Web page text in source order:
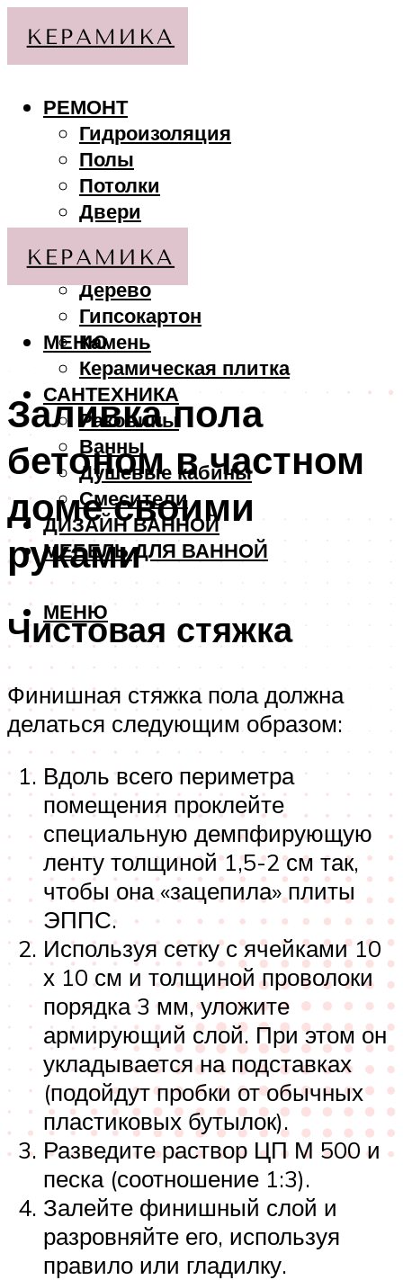
РЕМОНТ
Гидроизоляция
Полы
Потолки
Двери
МАТЕРИАЛЫ
Дерево
Гипсокартон
Камень
Керамическая плитка
САНТЕХНИКА
Раковины
Ванны
Душевые кабины
Смесители
ДИЗАЙН ВАННОЙ
МЕБЕЛЬ ДЛЯ ВАННОЙ
МЕНЮ
МЕНЮ
Заливка пола
бетоном в частном
доме своими
руками
Чистовая стяжка
Финишная стяжка пола должна
делаться следующим образом:
Вдоль всего периметра
помещения проклейте
специальную демпфирующую
ленту толщиной 1,5-2 см так,
чтобы она «зацепила» плиты
ЭППС.
Используя сетку с ячейками 10
х 10 см и толщиной проволоки
порядка 3 мм, уложите
армирующий слой. При этом он
укладывается на подставках
(подойдут пробки от обычных
пластиковых бутылок).
Разведите раствор ЦП М 500 и
песка (соотношение 1:3).
Залейте финишный слой и
разровняйте его, используя
правило или гладилку.